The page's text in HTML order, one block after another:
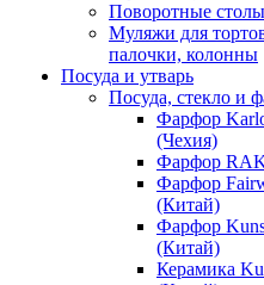
Поворотные столы
Муляжи для
палочки, колонны
Посуда и утварь
Посуда, стекло и
Фарфор
(Чехия)
Фарфор
Фарфор
(Китай)
Фарфор
(Китай)
Керамика